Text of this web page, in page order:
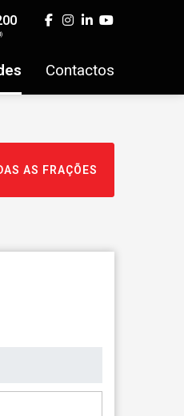
Contactos
AS FRAÇÕES